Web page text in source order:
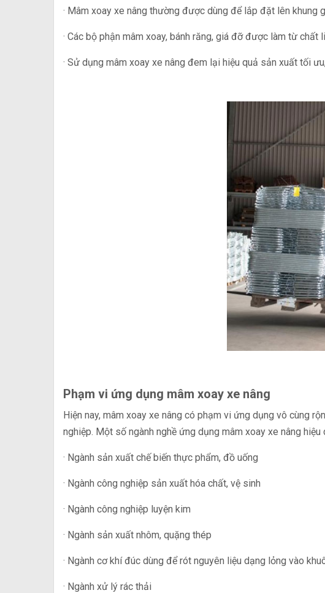
· Mâm xoay xe nâng thường được dùng để lắp đặt lên khung
· Các bộ phận mâm xoay, bánh răng, giá đỡ được làm từ
· Sử dụng mâm xoay xe nâng đem lại hiệu quả sản xuất tối
Phạm vi ứng dụng mâm xoay xe nâng
Hiện nay, mâm xoay xe nâng có phạm vi ứng dụng vô cùng
nghiệp. Một số ngành nghề ứng dụng mâm xoay xe nâng hiệu
· Ngành sản xuất chế biến thực phẩm, đồ uống
· Ngành công nghiệp sản xuất hóa chất, vệ sinh
· Ngành công nghiệp luyện kim
· Ngành sản xuất nhôm, quặng thép
· Ngành cơ khí đúc dùng để rót nguyên liệu dạng lỏng vào
· Ngành xử lý rác thải